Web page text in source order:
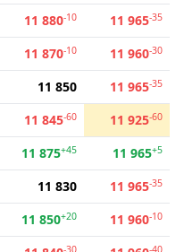
11 880-10 11 965-35
11 870-10 11 960-30
11 850 11 965-35
11 845-60 11 925-60
11 875+45 11 965+5
11 830 11 965-35
11 850+20 11 960-10
-30 -40